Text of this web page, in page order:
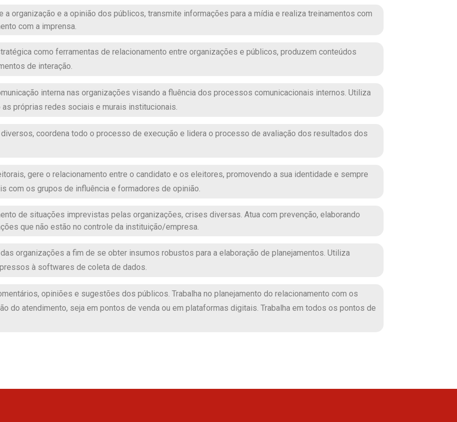
a organização e a opinião dos públicos, transmite informações para a mídia e realiza treinamentos com
com a imprensa.
como ferramentas de relacionamento entre organizações e públicos, produzem conteúdos
de interação.
interna nas organizações visando a fluência dos processos comunicacionais internos. Utiliza
próprias redes sociais e murais institucionais.
coordena todo o processo de execução e lidera o processo de avaliação dos resultados dos
gere o relacionamento entre o candidato e os eleitores, promovendo a sua identidade e sempre
com os grupos de influência e formadores de opinião.
de situações imprevistas pelas organizações, crises diversas. Atua com prevenção, elaborando
que não estão no controle da instituição/empresa.
organizações a fim de se obter insumos robustos para a elaboração de planejamentos. Utiliza
à softwares de coleta de dados.
opiniões e sugestões dos públicos. Trabalha no planejamento do relacionamento com os
do atendimento, seja em pontos de venda ou em plataformas digitais. Trabalha em todos os pontos de